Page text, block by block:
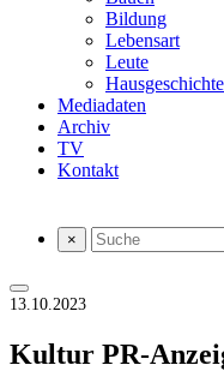
Bildung
Lebensart
Leute
Mediadaten
Archiv
TV
Kontakt
×
13.10.2023
Kultur PR-